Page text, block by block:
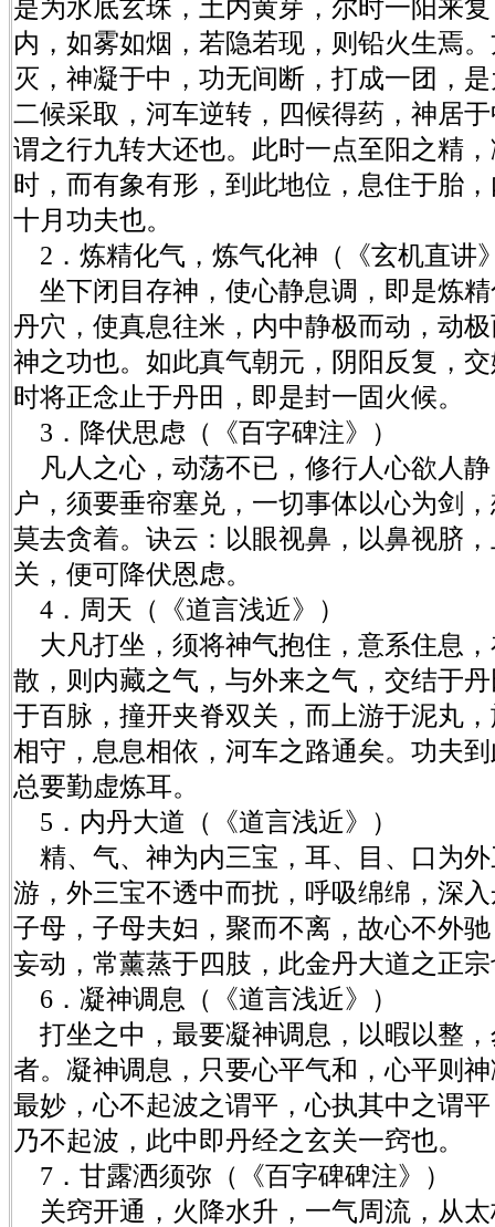
是为水底玄珠，土内黄芽，尔时一阳来
内，如雾如烟，若隐若现，则铅火生焉
灭，神凝于中，功无间断，打成一团，
二候采取，河车逆转，四候得药，神居
谓之行九转大还也。此时一点至阳之精
时，而有象有形，到此地位，息住于胎
十月功夫也。
2．炼精化气，炼气化神（《玄机直讲
坐下闭目存神，使心静息调，即是炼
丹穴，使真息往米，内中静极而动，动
神之功也。如此真气朝元，阴阳反复，
时将正念止于丹田，即是封一固火候。
3．降伏思虑（《百字碑注》）
凡人之心，动荡不已，修行人心欲人
户，须要垂帘塞兑，一切事体以心为剑
莫去贪着。诀云：以眼视鼻，以鼻视脐
关，便可降伏恩虑。
4．周天（《道言浅近》）
大凡打坐，须将神气抱住，意系住息
散，则内藏之气，与外来之气，交结于
于百脉，撞开夹脊双关，而上游于泥丸
相守，息息相依，河车之路通矣。功夫
总要勤虚炼耳。
5．内丹大道（《道言浅近》）
精、气、神为内三宝，耳、目、口为
游，外三宝不透中而扰，呼吸绵绵，深
子母，子母夫妇，聚而不离，故心不外
妄动，常薰蒸于四肢，此金丹大道之正
6．凝神调息（《道言浅近》）
打坐之中，最要凝神调息，以暇以整
者。凝神调息，只要心平气和，心平则
最妙，心不起波之谓平，心执其中之谓
乃不起波，此中即丹经之玄关一窍也。
7．甘露洒须弥（《百字碑碑注》）
关窍开通，火降水升，一气周流，从